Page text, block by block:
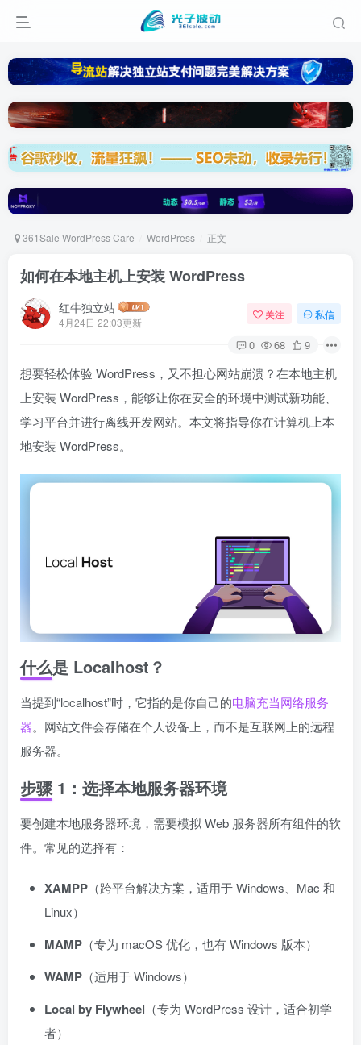
361Sale WordPress Care WordPress 正文
如何在本地主机上安装 WordPress
红牛独立站
4月24日 22:03更新
关注 私信
0 68 9
想要轻松体验 WordPress，又不担心网站崩溃？在本地主机
上安装 WordPress，能够让你在安全的环境中测试新功能、
学习平台并进行离线开发网站。本文将指导你在计算机上本
地安装 WordPress。
什么是 Localhost？
当提到“localhost”时，它指的是你自己的电脑充当网络服务
器。网站文件会存储在个人设备上，而不是互联网上的远程
服务器。
步骤 1：选择本地服务器环境
要创建本地服务器环境，需要模拟 Web 服务器所有组件的软
件。常见的选择有：
XAMPP （跨平台解决方案，适用于 Windows、Mac 和
Linux）
MAMP （专为 macOS 优化，也有 Windows 版本）
WAMP （适用于 Windows）
Local by Flywheel （专为 WordPress 设计，适合初学
者）